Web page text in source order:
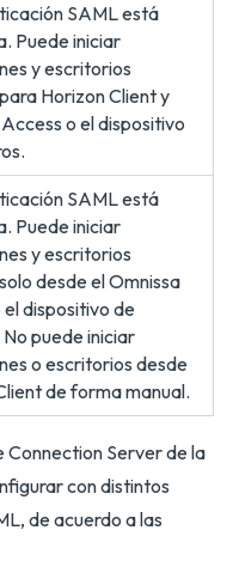
SAML está
Puede iniciar
y escritorios
Horizon Client y
o el dispositivo
SAML está
Puede iniciar
y escritorios
desde el Omnissa
el dispositivo de
puede iniciar
o escritorios desde
de forma manual.
Connection Server de la
con distintos
de acuerdo a las